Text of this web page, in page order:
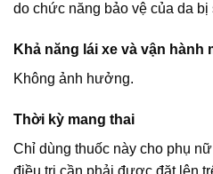
do chức năng bảo vệ của da bị
Khả năng lái xe và vận hành
Không ảnh hưởng.
Thời kỳ mang thai
Chỉ dùng thuốc này cho phụ
điều trị cần phải được đặt lên